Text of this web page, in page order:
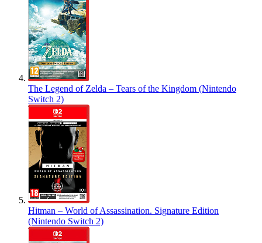
The Legend of Zelda – Tears of the Kingdom (Nintendo
Switch 2)
Hitman – World of Assassination. Signature Edition
(Nintendo Switch 2)